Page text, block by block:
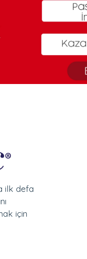
ilk defa
için